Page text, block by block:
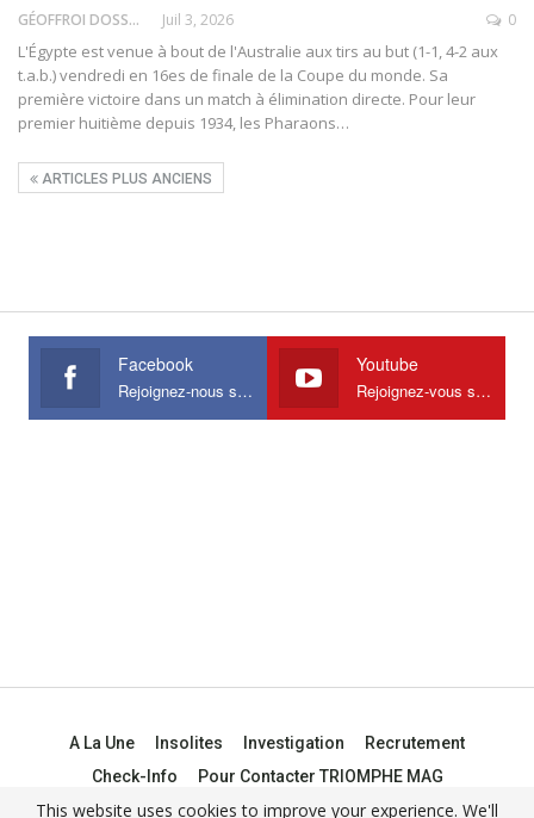
GÉOFFROI DOSSOU Juil 3, 2026 0
L'Égypte est venue à bout de l'Australie aux tirs au but (1-1, 4-2 aux
t.a.b.) vendredi en 16es de finale de la Coupe du monde. Sa
première victoire dans un match à élimination directe. Pour leur
premier huitième depuis 1934, les Pharaons…
ARTICLES PLUS ANCIENS
Facebook
Rejoignez-nous sur Facebook
Youtube
Rejoignez-vous sur Youtube
A La Une Insolites Investigation
Recrutement
Check-Info
Pour Contacter TRIOMPHE MAG
This website uses cookies to improve your experience. We'll